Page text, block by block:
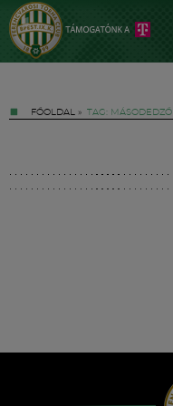
FŐOLDAL » TAG: MÁSODEDZŐ
Hírek